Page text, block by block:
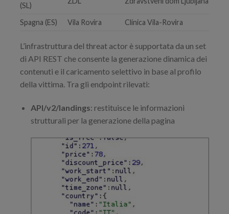
(SL)
Spagna (ES) Vila Rovira Clínica Vila-Rovira
L’infrastruttura del threat actor è supportata da un set
di API REST che consente la generazione dinamica dei
contenuti e il caricamento selettivo in base al profilo
della vittima. Tra gli endpoint rilevati:
API/v2/landings: restituisce le informazioni
strutturali per la generazione della pagina